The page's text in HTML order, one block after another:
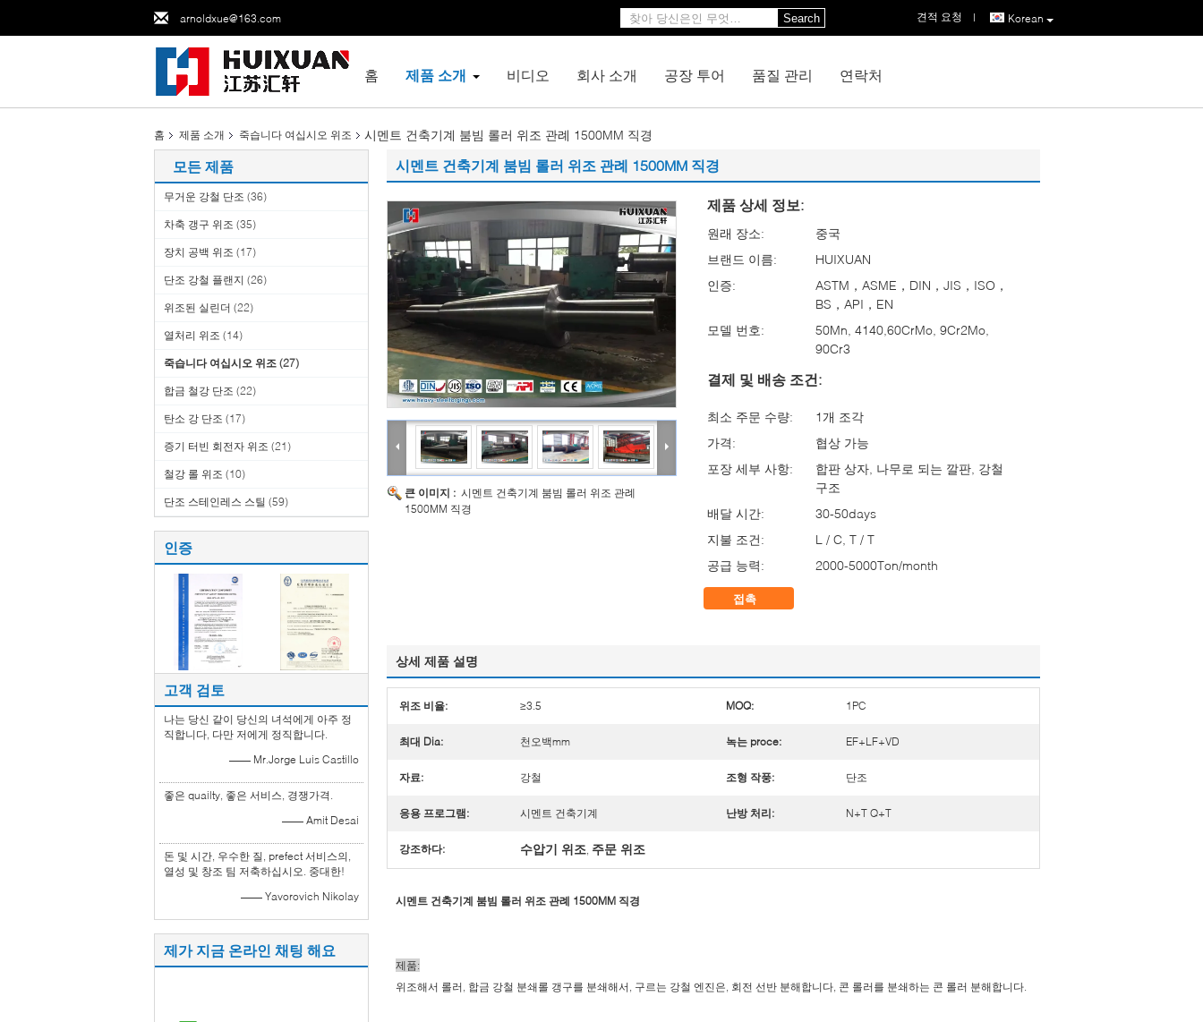
arnoldxue@163.com Korean
견적 요청 |
Search
홈 제품 소개 비디오 회사 소개 공장 투어 품질 관리 연락처
홈 제품 소개 죽습니다 여십시오 위조 시멘트 건축기계 붐빔 롤러 위조 관례 1500MM 직경
모든 제품
무거운 강철 단조 (36)
차축 갱구 위조 (35)
장치 공백 위조 (17)
단조 강철 플랜지 (26)
위조된 실린더 (22)
열처리 위조 (14)
죽습니다 여십시오 위조 (27)
합금 철강 단조 (22)
탄소 강 단조 (17)
증기 터빈 회전자 위조 (21)
철강 롤 위조 (10)
단조 스테인레스 스틸 (59)
인증
고객 검토
나는 당신 같이 당신의 녀석에게 아주 정
직합니다, 다만 저에게 정직합니다.
—— Mr.Jorge Luis Castillo
좋은 quailty, 좋은 서비스, 경쟁가격.
—— Amit Desai
돈 및 시간, 우수한 질, prefect 서비스의,
열성 및 창조 팀 저축하십시오. 중대한!
—— Yavorovich Nikolay
제가 지금 온라인 채팅 해요
시멘트 건축기계 붐빔 롤러 위조 관례 1500MM 직경
큰 이미지 : 시멘트 건축기계 붐빔 롤러 위조 관례
1500MM 직경
제품 상세 정보:
원래 장소:
중국
브랜드 이름:
HUIXUAN
인증:
ASTM，ASME，DIN，JIS，ISO，
BS，API，EN
모델 번호:
50Mn, 4140,60CrMo, 9Cr2Mo,
90Cr3
결제 및 배송 조건:
최소 주문 수량:
1개 조각
가격:
협상 가능
포장 세부 사항:
합판 상자, 나무로 되는 깔판, 강철
구조
배달 시간:
30-50days
지불 조건:
L / C, T / T
공급 능력:
2000-5000Ton/month
접촉
상세 제품 설명
위조 비율: ≥3.5 MOQ: 1PC
최대 Dia: 천오백mm 녹는 proce: EF+LF+VD
자료: 강철 조형 작풍: 단조
응용 프로그램: 시멘트 건축기계 난방 처리: N+T Q+T
강조하다: 수압기 위조, 주문 위조
시멘트 건축기계 붐빔 롤러 위조 관례 1500MM 직경
제품:
위조해서 롤러, 합금 강철 분쇄롤 갱구를 분쇄해서, 구르는 강철 엔진은, 회전 선반 분해합니다, 콘 롤러를 분쇄하는 콘 롤러 분해합니다.